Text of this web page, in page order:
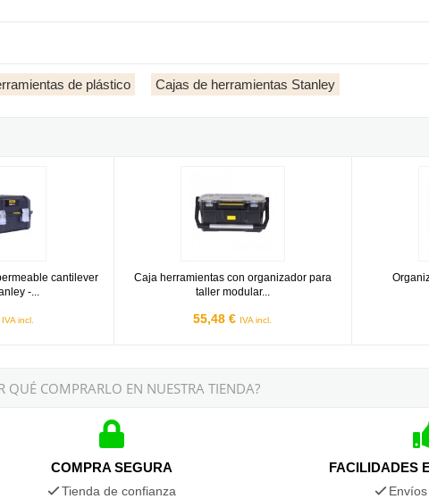
de plástico Cajas de herramientas Stanley
cantilever
-...
IVA incl.
Caja herramientas con organizador para
taller modular...
55,48 € IVA incl.
QUÉ COMPRARLO EN NUESTRA TIENDA?
COMPRA SEGURA
Tienda de confianza
FACILIDADES